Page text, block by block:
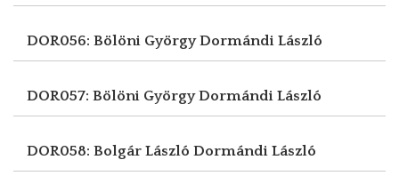
DOR056: Bölöni GyörgyDormándi László
DOR057: Bölöni GyörgyDormándi László
DOR058: Bolgár László Dormándi László